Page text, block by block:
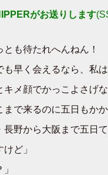
がお送りします
とも待たれへんねん
も早く会えるなら、私
キメ顔でかっこよさげ
まで来るのに五日もか
野から大阪まで五日
ど」